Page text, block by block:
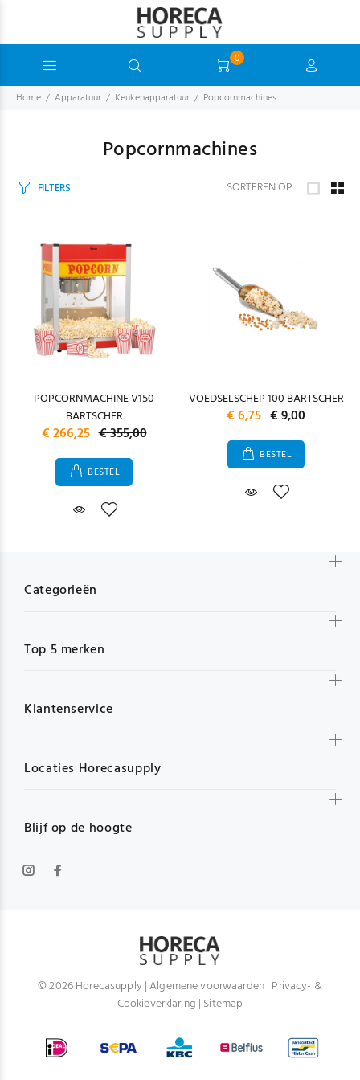
0
Home Apparatuur Keukenapparatuur Popcornmachines
Popcornmachines
FILTERS SORTEREN OP:
POPCORNMACHINE V150
BARTSCHER
€ 266,25 € 355,00
BESTEL
VOEDSELSCHEP 100 BARTSCHER
€ 6,75 € 9,00
BESTEL
Blijf op de hoogte
Categorieën
Top 5 merken
Klantenservice
Locaties Horecasupply
© 2026 Horecasupply |Algemene voorwaarden| Privacy- &
Cookieverklaring | Sitemap